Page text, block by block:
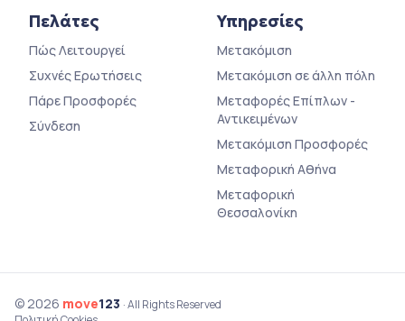
Πελάτες
Πώς Λειτουργεί
Συχνές Ερωτήσεις
Πάρε Προσφορές
Σύνδεση
Υπηρεσίες
Μετακόμιση
Μετακόμιση σε άλλη πόλη
Μεταφορές Επίπλων -
Αντικειμένων
Μετακόμιση Προσφορές
Μεταφορική Αθήνα
Μεταφορική
Θεσσαλονίκη
© 2026 move123 · All Rights Reserved